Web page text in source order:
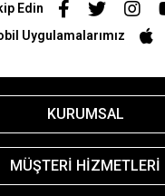
Edin
Uygulamalarımız
KURUMSAL
MÜŞTERİ HİZMETLERİ